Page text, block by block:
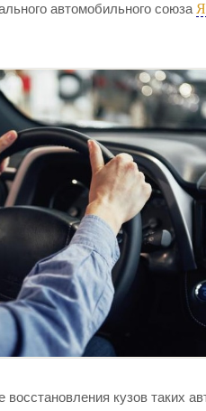
автомобильного союза
восстановления кузов таких